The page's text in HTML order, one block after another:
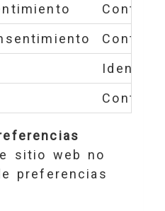
sitio web no
preferencias